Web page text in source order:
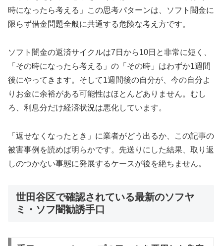
時になったら考える」この思考パターンは、ソフト闇金に
限らず借金問題全般に共通する危険な考え方です。
ソフト闇金の返済サイクルは7日から10日と非常に短く、
「その時になったら考える」の「その時」はわずか1週間
後にやってきます。そして1週間後の自分が、今の自分よ
りお金に余裕がある可能性はほとんどありません。むし
ろ、利息分だけ経済状況は悪化しています。
「返せなくなったとき」に業者がどう出るか、この記事の
被害事例を読めば明らかです。先送りにした結果、取り返
しのつかない事態に発展するケースが後を絶ちません。
世田谷区で確認されている最新のソフヤ
ミ・ソフ闇勧誘手口